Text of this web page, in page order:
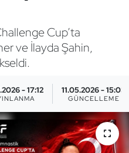
Cup’ta
ve İlayda Şahin,
- 17:12 11.05.2026 - 15:03
GÜNCELLEME